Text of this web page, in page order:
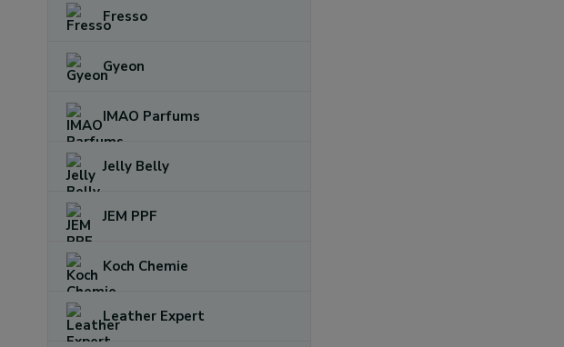
Fresso
Gyeon
IMAO Parfums
Jelly Belly
JEM PPF
Koch Chemie
Leather Expert